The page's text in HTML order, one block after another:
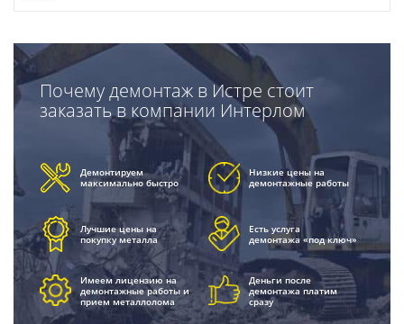
Почему демонтаж в Истре стоит
заказать в компании Интерлом
Демонтируем
максимально быстро
Низкие цены на
демонтажные работы
Лучшие цены на
покупку металла
Есть услуга
демонтажа «под ключ»
Имеем лицензию на
демонтажные работы и
прием металлолома
Деньги после
демонтажа платим
сразу